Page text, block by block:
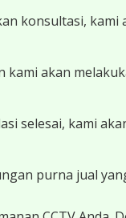
konsultasi, kami
kami akan
selesai, kami
purna jual